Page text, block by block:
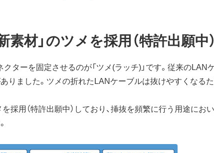
材」のツメを採用（特許出願中）
ターを固定させるのが「ツメ(ラッチ)」です。従来のLAN
りました。ツメの折れたLANケーブルは抜けやすくなる
採用（特許出願中）しており、挿抜を頻繁に行う用途にお